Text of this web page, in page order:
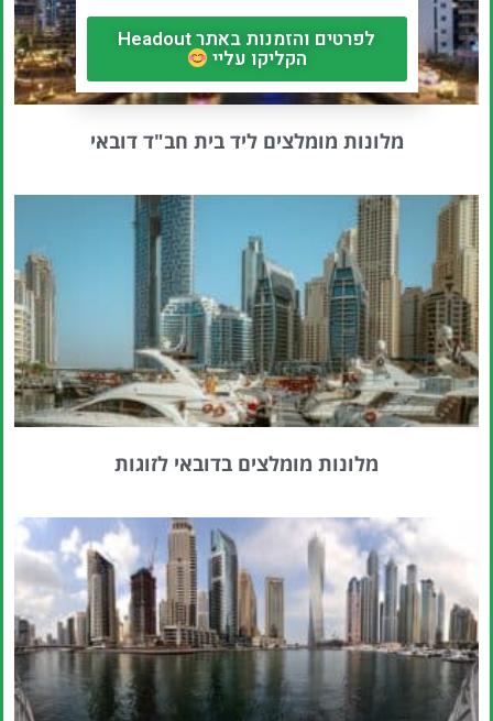
מלונות מומלצים ליד בית חב"ד דובאי
מלונות מומלצים בדובאי לזוגות
לפרטים והזמנות באתר Headout
הקליקו עליי